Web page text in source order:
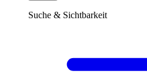
Suche & Sichtbarkeit